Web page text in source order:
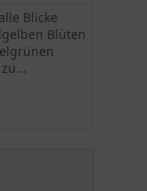
Blicke
Blüten